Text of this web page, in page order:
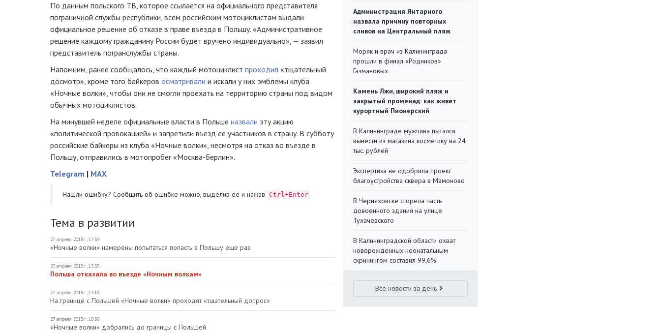
По данным польского ТВ, которое ссылается на официального представителя
пограничной службы республики, всем российским мотоциклистам выдали
официальное решение об отказе в праве въезда в Польшу. «Административное
решение каждому гражданину России будет вручено индивидуально», — заявил
представитель погранслужбы страны.
Напомним, ранее сообщалось, что каждый мотоциклист проходил «тщательный
досмотр», кроме того байкеров осматривали и искали у них эмблемы клуба
«Ночные волки», чтобы они не смогли проехать на территорию страны под видом
обычных мотоциклистов.
На минувшей неделе официальные власти в Польше назвали эту акцию
«политической провокацией» и запретили въезд ее участников в страну. В субботу
российские байкеры из клуба «Ночные волки», несмотря на отказ во въезде в
Польшу, отправились в мотопробег «Москва-Берлин».
Telegram | MAX
Нашли ошибку? Cообщить об ошибке можно, выделив ее и нажав Ctrl+Enter
Тема в развитии
27 апреля 2015г., 17:59
«Ночные волки» намерены попытаться попасть в Польшу еще раз
27 апреля 2015г., 13:55
Польша отказала во въезде «Ночным волкам»
27 апреля 2015г., 13:18
На границе с Польшей «Ночные волки» проходят «тщательный допрос»
27 апреля 2015г., 10:58
«Ночные волки» добрались до границы с Польшей
Администрация Янтарного
назвала причину повторных
сливов на Центральный пляж
Моряк и врач из Калининграда
прошли в финал «Родников»
Газмановых
Камень Лжи, широкий пляж и
закрытый променад: как живет
курортный Пионерский
В Калининграде мужчина пытался
вынести из магазина косметику на 24
тыс. рублей
Экспертиза не одобрила проект
благоустройства сквера в Мамоново
В Черняховске сгорела часть
довоенного здания на улице
Тухачевского
В Калининградской области охват
новорожденных неонатальным
скринингом составил 99,6%
Все новости за день